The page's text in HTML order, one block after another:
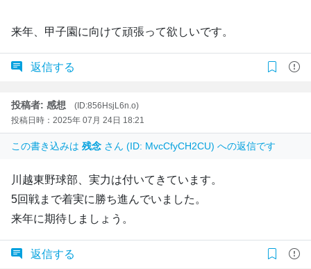
来年、甲子園に向けて頑張って欲しいです。
返信する
投稿者: 感想
(ID:856HsjL6n.o)
投稿日時：2025年 07月 24日 18:21
この書き込みは 残念 さん (ID: MvcCfyCH2CU) への返信です
川越東野球部、実力は付いてきています。
5回戦まで着実に勝ち進んでいました。
来年に期待しましょう。
返信する